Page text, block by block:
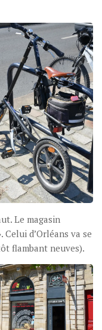
Le magasin
Celui d’Orléans va se
flambant neuves).